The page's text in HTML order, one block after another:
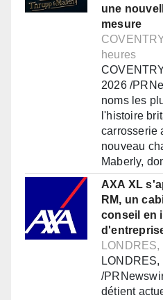
une
mesure
heures
2026 /
noms les
l'histoire
carrosserie
nouveau
Maberly,
AXA XL
RM, un
conseil en
/
détient